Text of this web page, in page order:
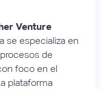
Venture
se especializa en
de
foco en el
plataforma